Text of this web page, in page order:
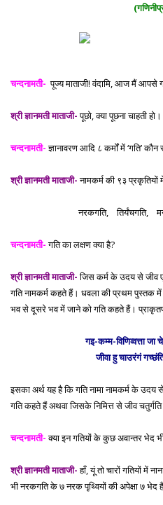
चन्दनामती- पूज्य माताजी! वंदामि, आज मैं आपसे
श्री ज्ञानमती माताजी-पूछो, क्या पूछना चाहती हो।
चन्दनामती-ज्ञानावरण आदि ८ कर्मों में ‘गति’
श्री ज्ञानमती माताजी-नामकर्म की ९३ प्रकृतियों
नरकगति, तिर्यंचगति,
चन्दनामती-गति का लक्षण क्या है?
श्री ज्ञानमती माताजी-जिस कर्म के उदय से जीव
गति नामकर्म कहते हैं। धवला की प्रथम पुस्तक में
भव से दूसरे भव में जाने को गति कहते हैं।
गइ-कम्म-विणिव्वत्ता जा
जीवा हु चाउरंगं
इसका अर्थ यह है कि गति नामा नामकर्म के उदय
गति कहते हैं अथवा जिसके निमित्त से जीव
चन्दनामती- क्या इन गतियों के कुछ अवान्तर भेद
श्री ज्ञानमती माताजी-हाँ, यूं तो चारों गतियों में
भी नरकगति के ७ नरक पृथ्वियों की अपेक्षा ७ भेद